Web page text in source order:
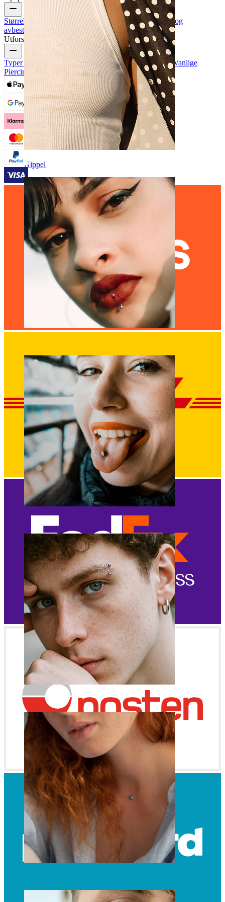
Nippel
Øyebryn
Størrelsesguide Spor ordreLeveringsinformasjonRetur og
avbestilling
BetalingMin kontoBodymod support
Utforsk
Typer PiercingsmykkerPiercingsmykkenes MaterialerVanlige
Piercingsproblemer og Aftercare